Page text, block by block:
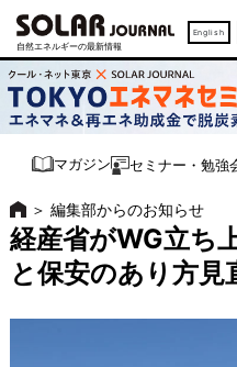
English
マガジン セミナー・勉強
＞ 編集部からのお知らせ
経産省がWG立ち
と保安のあり方見